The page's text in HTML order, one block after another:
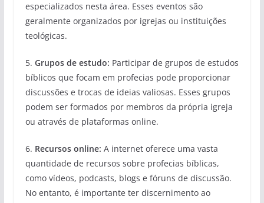
especializados nesta área. Esses eventos são
geralmente organizados por igrejas ou instituições
teológicas.
5. Grupos de estudo: Participar de grupos de estudos
bíblicos que focam em profecias pode proporcionar
discussões e trocas de ideias valiosas. Esses grupos
podem ser formados por membros da própria igreja
ou através de plataformas online.
6. Recursos online: A internet oferece uma vasta
quantidade de recursos sobre profecias bíblicas,
como vídeos, podcasts, blogs e fóruns de discussão.
No entanto, é importante ter discernimento ao